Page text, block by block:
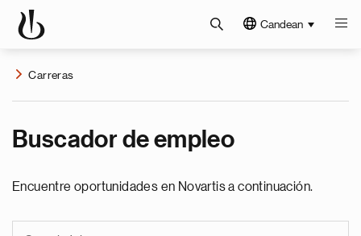
Candean
Carreras
Buscador de empleo
Encuentre oportunidades en Novartis a continuación.